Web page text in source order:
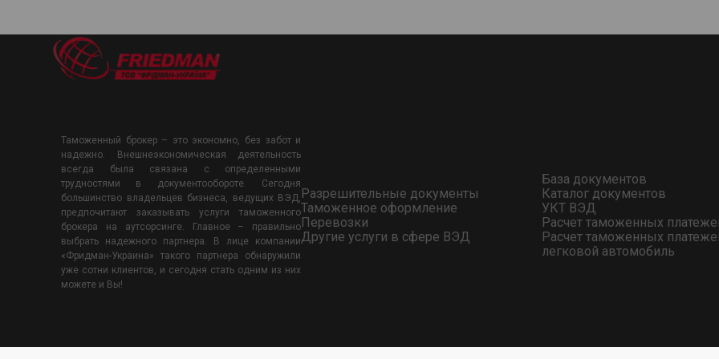
Таможенный брокер – это экономно, без забот и
надежно. Внешнеэкономическая деятельность
всегда была связана с определенными
трудностями в документообороте. Сегодня
большинство владельцев бизнеса, ведущих ВЭД,
предпочитают заказывать услуги таможенного
брокера на аутсорсинге. Главное – правильно
выбрать надежного партнера. В лице компании
«Фридман-Украина» такого партнера обнаружили
уже сотни клиентов, и сегодня стать одним из них
можете и Вы!
Разрешительные документы
Таможенное оформление
Перевозки
Другие услуги в сфере ВЭД
База документов
Каталог документов
УКТ ВЭД
Расчет таможенных
Расчет таможенных
легковой автомобиль